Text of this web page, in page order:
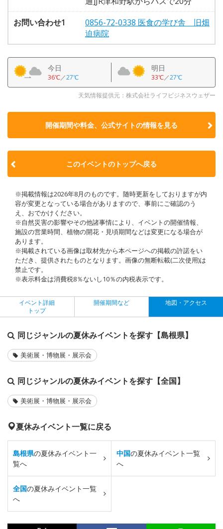
お問い合わせ1
0856-72-0338 医食の学び舎 旧畑
迫病院
今日
36℃／27℃
明日
33℃／27℃
天気情報提供元：株式会社ライフビジネスウェザー
開催期間や料金、公式サイトの情報を見る
このイベントのトップへ戻る
※掲載情報は2026年8月のものです。随時更新をしておりますが内
容が変更となっている場合がありますので、事前にご確認のう
え、おでかけください。
※自然災害の影響やその他諸事情により、イベントの開催情報、
施設の営業時間、植物の開花・見頃期間などは変更になる場合が
あります。
※掲載されている画像は取材先から本ページへの掲載の許諾をい
ただき、提供されたものとなります。画像の無断転載(二次使用)は
禁止です。
※表示料金は消費税8％ないし10％の内税表示です。
イベント詳細
トップ
開催期間など 地図・アクセス
同じジャンルの夏休みイベントを探す【島根県】
美術展・博物展・展示会
同じジャンルの夏休みイベントを探す【全国】
美術展・博物展・展示会
夏休みイベント一覧に戻る
島根県の夏休みイベント一
覧へ
中国の夏休みイベント一覧
へ
全国の夏休みイベント一覧
へ